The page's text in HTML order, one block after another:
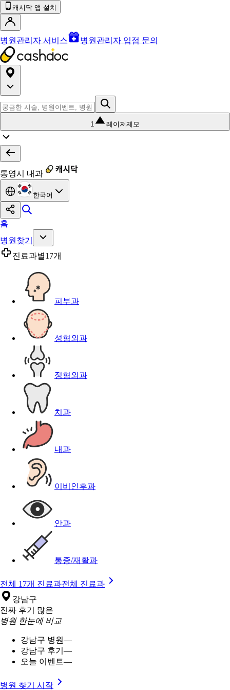
캐시닥 앱 설치
병원관리자 서비스 병원관리자 입점 문의
1 레이저제모
통영시 내과
한국어
홈
병원찾기
진료과별17개
피부과
성형외과
정형외과
치과
내과
이비인후과
안과
통증/재활과
전체 17개 진료과전체 진료과
강남구
진짜 후기 많은
병원 한눈에 비교
강남구 병원—
강남구 후기 —
오늘 이벤트—
병원 찾기 시작